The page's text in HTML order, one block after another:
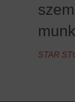
STAR